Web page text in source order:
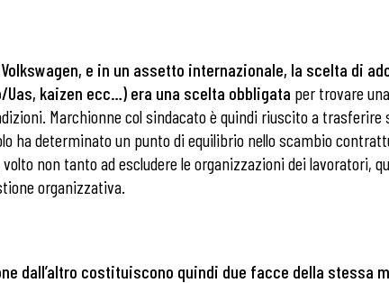
e in un assetto internazionale, la scelta di
kaizen ecc…) era una scelta obbligata per trovare
Marchionne col sindacato è quindi riuscito a trasferire
ha determinato un punto di equilibrio nello scambio
non tanto ad escludere le organizzazioni dei lavoratori,
organizzativa.
dall’altro costituiscono quindi due facce della stessa